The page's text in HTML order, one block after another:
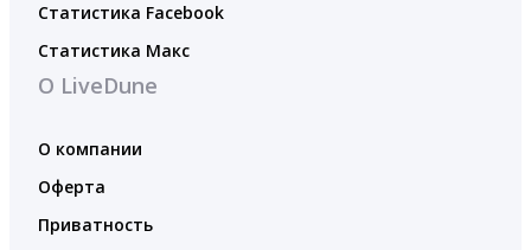
Статистика Facebook
Статистика Макс
О LiveDune
О компании
Оферта
Приватность